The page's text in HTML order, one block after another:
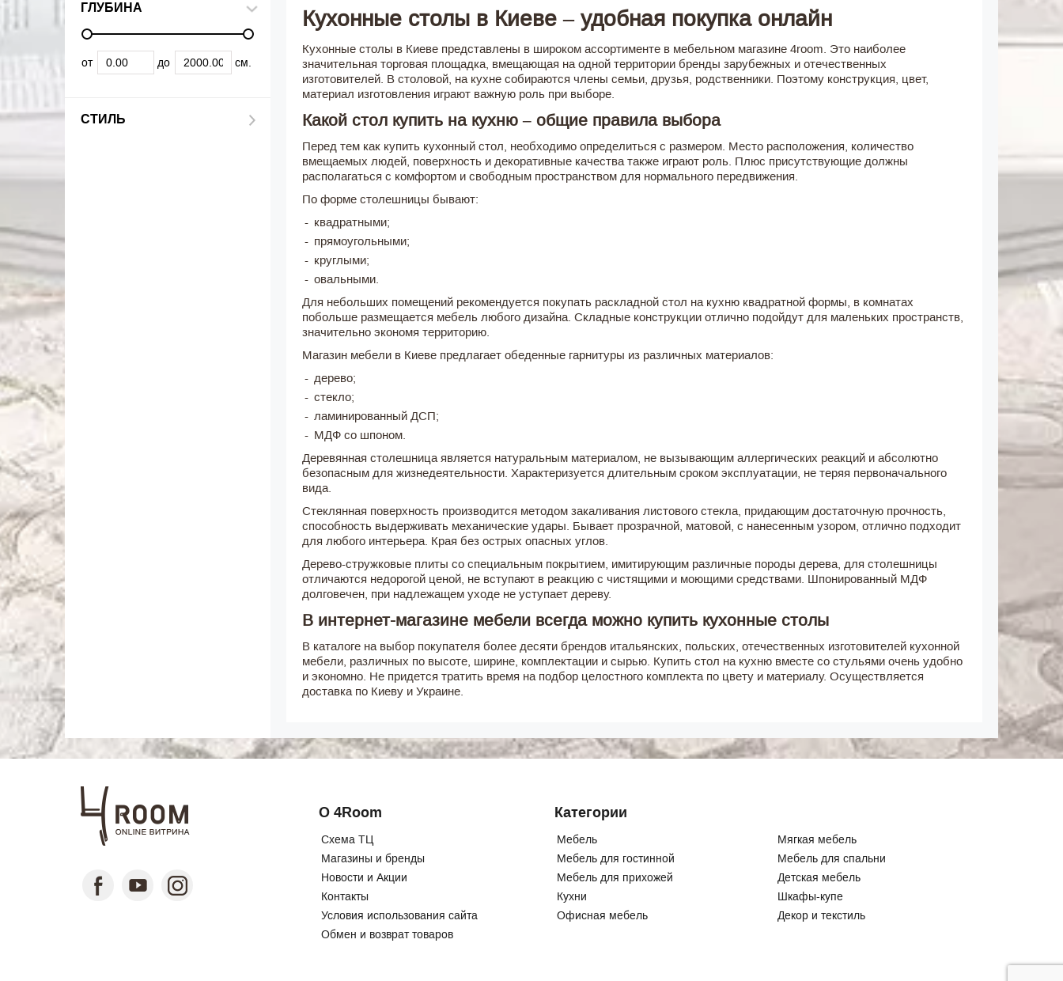
ГЛУБИНА
от до см.
СТИЛЬ
Кухонные столы в Киеве – удобная покупка онлайн
Кухонные столы в Киеве представлены в широком ассортименте в мебельном магазине 4room. Это наиболее
значительная торговая площадка, вмещающая на одной территории бренды зарубежных и отечественных
изготовителей. В столовой, на кухне собираются члены семьи, друзья, родственники. Поэтому конструкция, цвет,
материал изготовления играют важную роль при выборе.
Какой стол купить на кухню – общие правила выбора
Перед тем как купить кухонный стол, необходимо определиться с размером. Место расположения, количество
вмещаемых людей, поверхность и декоративные качества также играют роль. Плюс присутствующие должны
располагаться с комфортом и свободным пространством для нормального передвижения.
По форме столешницы бывают:
квадратными;
прямоугольными;
круглыми;
овальными.
Для небольших помещений рекомендуется покупать раскладной стол на кухню квадратной формы, в комнатах
побольше размещается мебель любого дизайна. Складные конструкции отлично подойдут для маленьких пространств,
значительно экономя территорию.
Магазин мебели в Киеве предлагает обеденные гарнитуры из различных материалов:
дерево;
стекло;
ламинированный ДСП;
МДФ со шпоном.
Деревянная столешница является натуральным материалом, не вызывающим аллергических реакций и абсолютно
безопасным для жизнедеятельности. Характеризуется длительным сроком эксплуатации, не теряя первоначального
вида.
Стеклянная поверхность производится методом закаливания листового стекла, придающим достаточную прочность,
способность выдерживать механические удары. Бывает прозрачной, матовой, с нанесенным узором, отлично подходит
для любого интерьера. Края без острых опасных углов.
Дерево-стружковые плиты со специальным покрытием, имитирующим различные породы дерева, для столешницы
отличаются недорогой ценой, не вступают в реакцию с чистящими и моющими средствами. Шпонированный МДФ
долговечен, при надлежащем уходе не уступает дереву.
В интернет-магазине мебели всегда можно купить кухонные столы
В каталоге на выбор покупателя более десяти брендов итальянских, польских, отечественных изготовителей кухонной
мебели, различных по высоте, ширине, комплектации и сырью. Купить стол на кухню вместе со стульями очень удобно
и экономно. Не придется тратить время на подбор целостного комплекта по цвету и материалу. Осуществляется
доставка по Киеву и Украине.
О 4Room
Схема ТЦ
Магазины и бренды
Новости и Акции
Контакты
Условия использования сайта
Обмен и возврат товаров
Категории
Мебель
Мягкая мебель
Мебель для гостинной
Мебель для спальни
Мебель для прихожей
Детская мебель
Кухни
Шкафы-купе
Офисная мебель
Декор и текстиль